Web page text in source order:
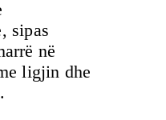
sipas
në
ligjin dhe